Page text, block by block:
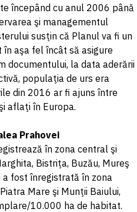
începând cu anul 2006 până
şi managementul
susţin că Planul va fi un
aşa fel încât să asigure
documentului, la data aderării
populaţia de urs era
din 2016 ar fi ajuns între
aflaţi în Europa.
Prahovei
în zona central şi
Bistriţa, Buzău, Mureş
a fost înregistrată în zona
Mare şi Munţii Baiului,
10.000 ha de habitat.